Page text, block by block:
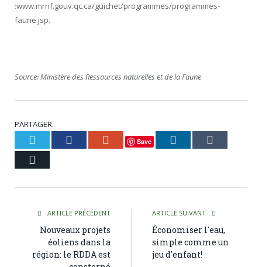
:www.mrnf.gouv.qc.ca/guichet/programmes/programmes-
faune.jsp.
Source: Ministère des Ressources naturelles et de la Faune
PARTAGER.
Twitter Facebook Google+
Save LinkedIn
ARTICLE PRÉCÉDENT
Nouveaux projets
éoliens dans la
région: le RDDA est
ARTICLE SUIVANT
Économiser l'eau,
simple comme un
jeu d'enfant!